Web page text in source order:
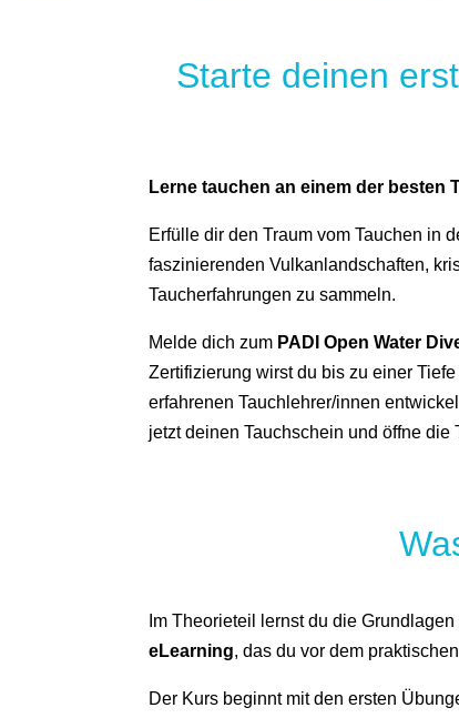
Starte deinen
Lerne tauchen an einem der besten
Erfülle dir den Traum vom Tauchen in
faszinierenden Vulkanlandschaften,
Taucherfahrungen zu sammeln.
Melde dich zum PADI Open Water
Zertifizierung wirst du bis zu einer
erfahrenen Tauchlehrer/innen
jetzt deinen Tauchschein und öffne
Im Theorieteil lernst du die
eLearning, das du vor dem
Der Kurs beginnt mit den ersten